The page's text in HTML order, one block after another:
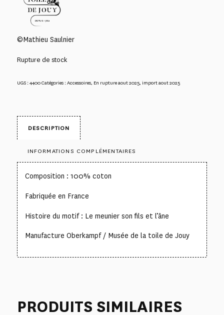
©Mathieu Saulnier
Rupture de stock
UGS :4400Catégories :Accessoires, En rupture aout 2025, import aout 2025
DESCRIPTION
INFORMATIONS COMPLÉMENTAIRES
Composition : 100% coton
Fabriquée en France
Histoire du motif : Le meunier son fils et l’âne
Manufacture Oberkampf / Musée de la toile de Jouy
PRODUITS SIMILAIRES